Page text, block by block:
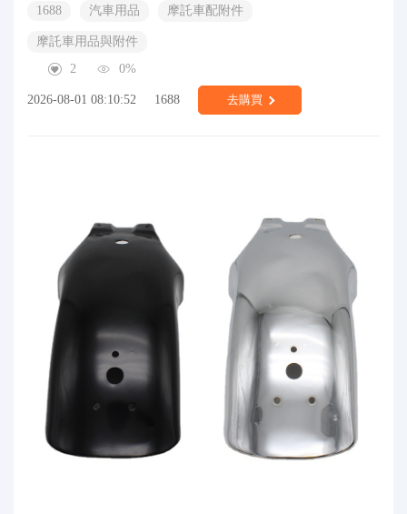
1688 汽車用品 摩託車配附件
摩託車用品與附件
2
0%
2026-08-01 08:10:52 1688 去購買